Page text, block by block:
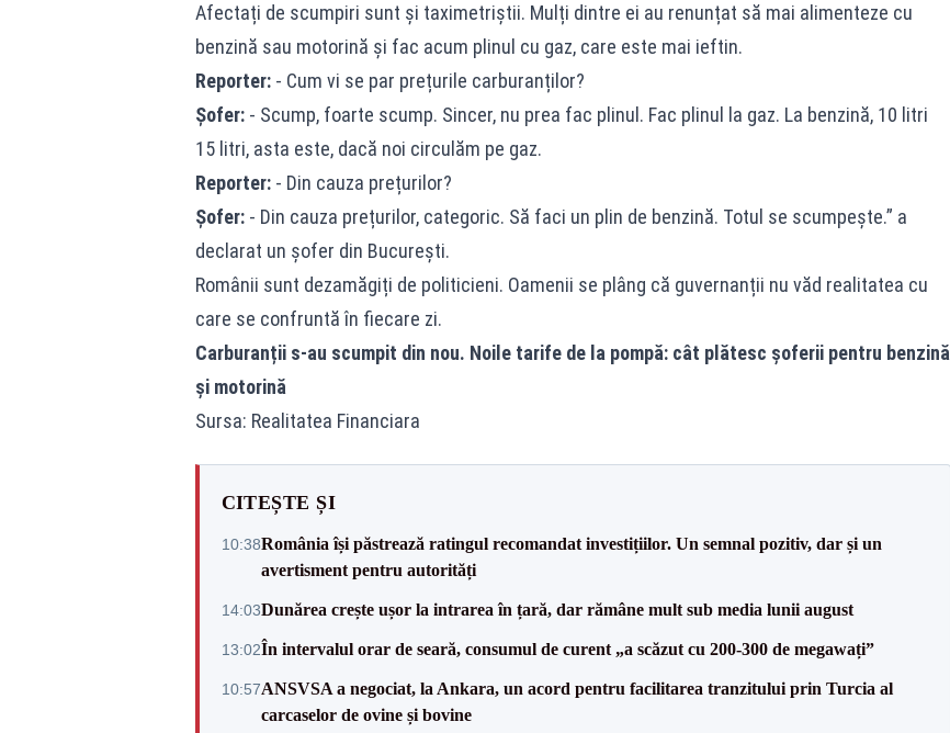
Afectați de scumpiri sunt și taximetriștii. Mulți dintre ei au renunțat să mai alimenteze cu
benzină sau motorină și fac acum plinul cu gaz, care este mai ieftin.
Reporter:- Cum vi se par prețurile carburanților?
Șofer:- Scump, foarte scump. Sincer, nu prea fac plinul. Fac plinul la gaz. La benzină, 10 litri
15 litri, asta este, dacă noi circulăm pe gaz.
Reporter:- Din cauza prețurilor?
Șofer:- Din cauza prețurilor, categoric. Să faci un plin de benzină. Totul se scumpește.” a
declarat un șofer din București.
Românii sunt dezamăgiți de politicieni. Oamenii se plâng că guvernanții nu văd realitatea cu
care se confruntă în fiecare zi.
Carburanții s-au scumpit din nou. Noile tarife de la pompă: cât plătesc șoferii pentru benzină
și motorină
Sursa: Realitatea Financiara
CITEȘTE ȘI
10:38România își păstrează ratingul recomandat investițiilor. Un semnal pozitiv, dar și un
avertisment pentru autorități
14:03Dunărea crește ușor la intrarea în țară, dar rămâne mult sub media lunii august
13:02În intervalul orar de seară, consumul de curent „a scăzut cu 200-300 de megawați”
10:57ANSVSA a negociat, la Ankara, un acord pentru facilitarea tranzitului prin Turcia al
carcaselor de ovine și bovine